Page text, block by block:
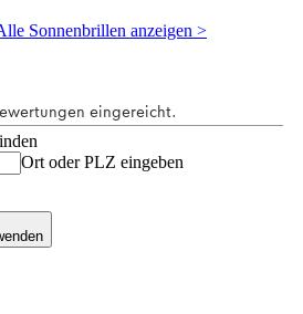
Sonnenbrillen anzeigen >
Ort oder PLZ eingeben